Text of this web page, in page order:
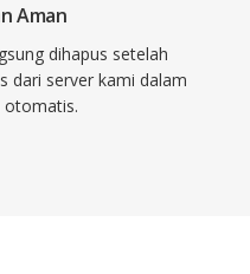
Aman
dihapus setelah
dari server kami dalam
otomatis.